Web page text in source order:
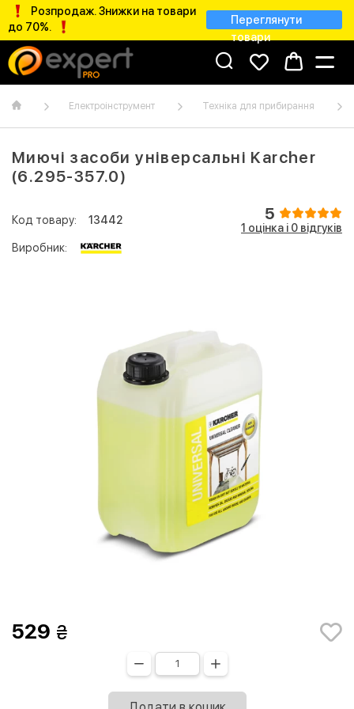
Розпродаж. Знижки на товари
до 70%.
Переглянути
товари
Електроінструмент Техніка для прибирання
Миючі засоби універсальні Karcher
(6.295-357.0)
Код товару: 13442 5
1 оцінка і 0 відгуків
Виробник:
529